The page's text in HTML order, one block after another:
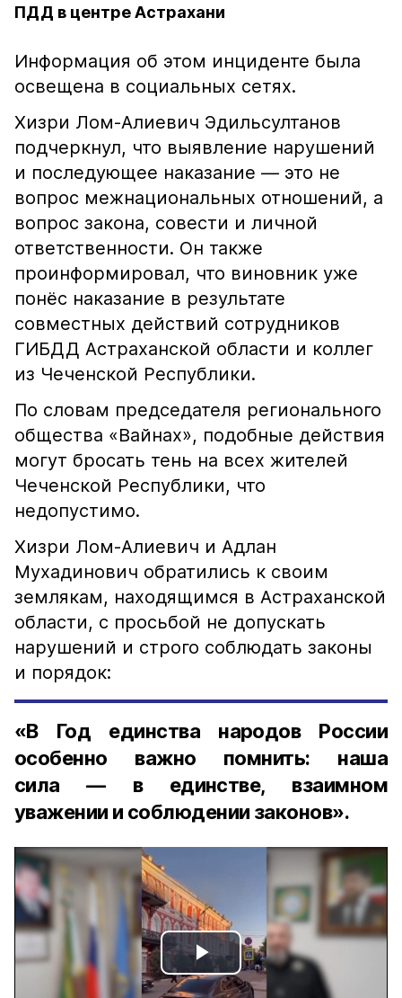
ПДД в центре Астрахани
Информация об этом инциденте была
освещена в социальных сетях.
Хизри Лом-Алиевич Эдильсултанов
подчеркнул, что выявление нарушений
и последующее наказание — это не
вопрос межнациональных отношений, а
вопрос закона, совести и личной
ответственности. Он также
проинформировал, что виновник уже
понёс наказание в результате
совместных действий сотрудников
ГИБДД Астраханской области и коллег
из Чеченской Республики.
По словам председателя регионального
общества «Вайнах», подобные действия
могут бросать тень на всех жителей
Чеченской Республики, что
недопустимо.
Хизри Лом-Алиевич и Адлан
Мухадинович обратились к своим
землякам, находящимся в Астраханской
области, с просьбой не допускать
нарушений и строго соблюдать законы
и порядок:
«В Год единства народов России
особенно важно помнить: наша
сила — в единстве, взаимном
уважении и соблюдении законов».
Play